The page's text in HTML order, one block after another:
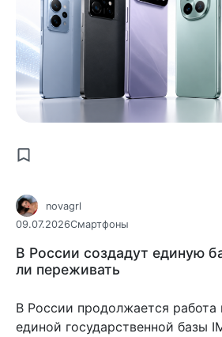
novagrl
09.07.2026Смартфоны
В России создадут единую
ли переживать
В России продолжается работа
единой государственной базы